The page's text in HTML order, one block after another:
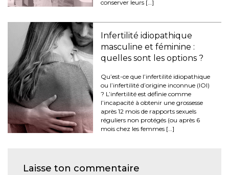
conserver leurs […]
Infertilité idiopathique
masculine et féminine :
quelles sont les options ?
Qu’est-ce que l’infertilité idiopathique
ou l’infertilité d’origine inconnue (IOI)
? L’infertilité est définie comme
l’incapacité à obtenir une grossesse
après 12 mois de rapports sexuels
réguliers non protégés (ou après 6
mois chez les femmes […]
Laisse ton commentaire